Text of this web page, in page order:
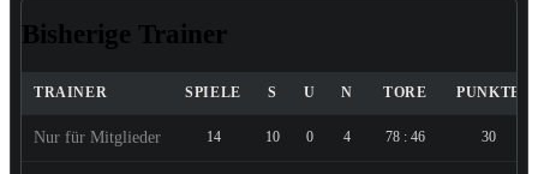
Bisherige Trainer
TRAINER SPIELE S U N TORE PUNKTE
Nur für Mitglieder 14 10 0 4 78 : 46 30